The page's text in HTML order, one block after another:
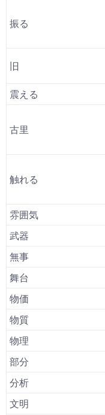
振る
旧
震える
古里
触れる
雰囲気
武器
無事
舞台
物価
物質
物理
部分
分析
文明